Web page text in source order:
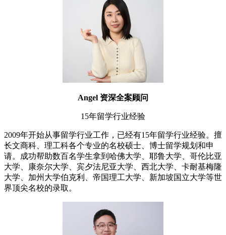
Angel 资深全案顾问
15年留学行业经验
2009年开始从事留学行业工作，已经有15年留学行业经验。擅
长文商科、理工科各个专业的名校硕士、博士留学规划和申
请。成功帮助数百名学生拿到哈佛大学、耶鲁大学、哥伦比亚
大学、康奈尔大学、宾夕法尼亚大学、西北大学、卡耐基梅隆
大学、加州大学伯克利、帝国理工大学、新加坡国立大学等世
界顶尖名校的录取。